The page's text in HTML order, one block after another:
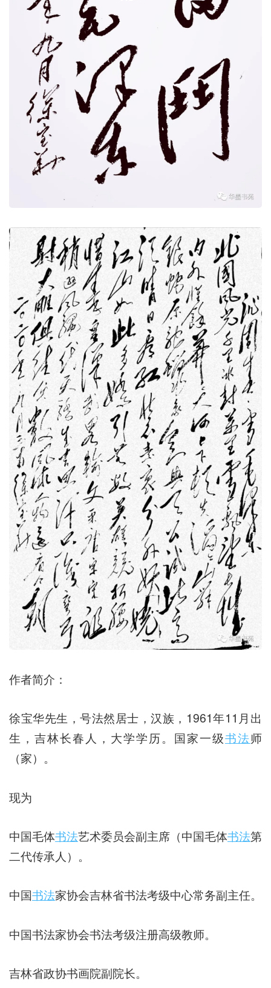
作者简介：
徐宝华先生，号法然居士，汉族，1961年11月出
生，吉林长春人，大学学历。国家一级书法师
（家）。
现为
中国毛体书法艺术委员会副主席（中国毛体书法第
二代传承人）。
中国书法家协会吉林省书法考级中心常务副主任。
中国书法家协会书法考级注册高级教师。
吉林省政协书画院副院长。